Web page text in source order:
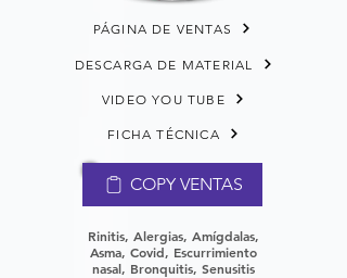
PÁGINA DE VENTAS
DESCARGA DE MATERIAL
VIDEO YOU TUBE
FICHA TÉCNICA
COPY VENTAS
Rinitis, Alergias, Amígdalas,
Asma, Covid, Escurrimiento
nasal, Bronquitis, Senusitis